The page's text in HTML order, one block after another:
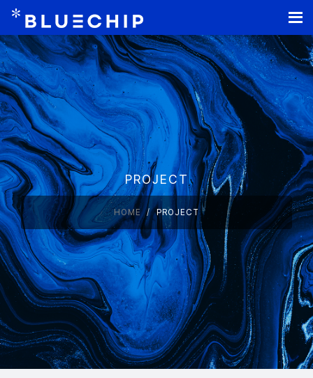
PROJECT
HOME PROJECT